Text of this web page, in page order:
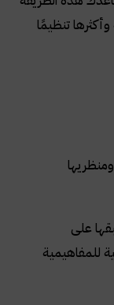
تنظيمًا
على
للمفاهيمية